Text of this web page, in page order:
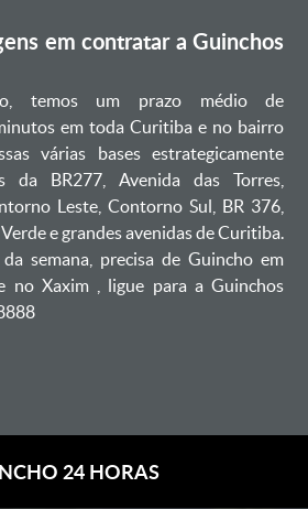
em contratar a Guinchos
temos um prazo médio de
em toda Curitiba e no bairro
várias bases estrategicamente
da BR277, Avenida das Torres,
Leste, Contorno Sul, BR 376,
e grandes avenidas de Curitiba.
semana, precisa de Guincho em
no Xaxim , ligue para a Guinchos
24 HORAS